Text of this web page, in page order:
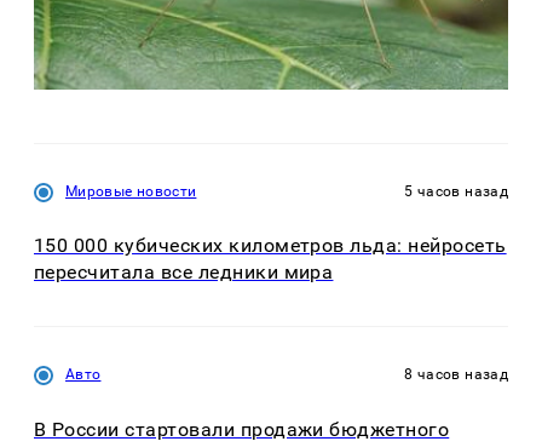
Мировые новости 5 часов назад
150 000 кубических километров льда: нейросеть
пересчитала все ледники мира
Авто 8 часов назад
В России стартовали продажи бюджетного